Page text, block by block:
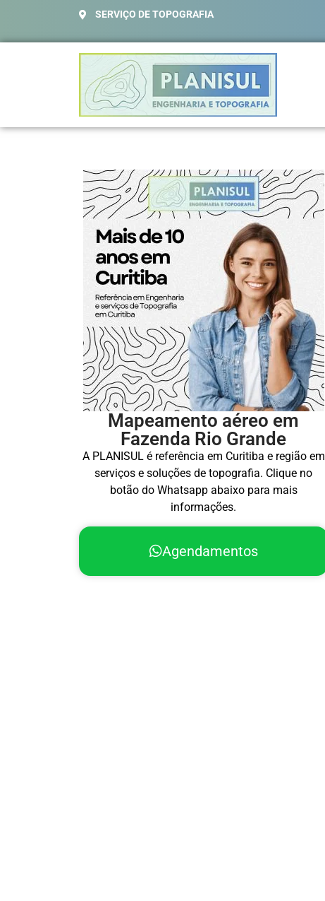
SERVIÇO DE TOPOGRAFIA
Mapeamento aéreo em
Fazenda Rio Grande
A PLANISUL é referência em Curitiba e região em
serviços e soluções de topografia. Clique no
botão do Whatsapp abaixo para mais
informações.
Agendamentos